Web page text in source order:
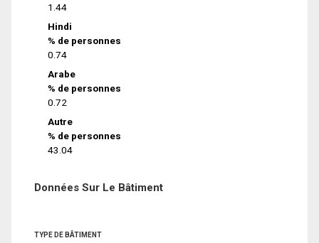
1.44
Hindi
% de personnes
0.74
Arabe
% de personnes
0.72
Autre
% de personnes
43.04
Données Sur Le Bâtiment
TYPE DE BÂTIMENT